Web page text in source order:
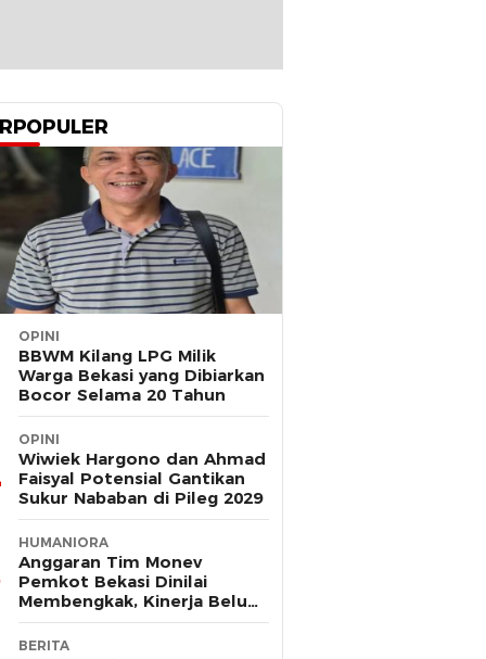
OPINI
BBWM Kilang LPG Milik
Warga Bekasi yang Dibiarkan
Bocor Selama 20 Tahun
OPINI
Wiwiek Hargono dan Ahmad
Faisyal Potensial Gantikan
Sukur Nababan di Pileg 2029
HUMANIORA
Anggaran Tim Monev
Pemkot Bekasi Dinilai
Membengkak, Kinerja Belum
Terbukti Efektif
BERITA